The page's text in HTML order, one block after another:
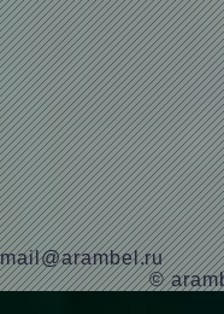
mail@arambel.ru
©